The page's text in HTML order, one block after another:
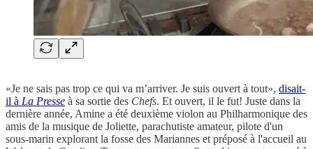
«Je ne sais pas trop ce qui va m’arriver. Je suis ouvert à tout», disait-
il à La Presse à sa sortie des Chefs. Et ouvert, il le fut! Juste dans la
dernière année, Amine a été deuxième violon au Philharmonique des
amis de la musique de Joliette, parachutiste amateur, pilote d'un
sous-marin explorant la fosse des Mariannes et préposé à l'accueil au